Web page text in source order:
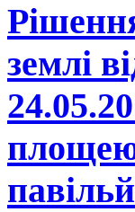
землі
площею